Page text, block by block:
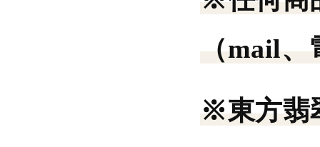
（mail
※東方翡